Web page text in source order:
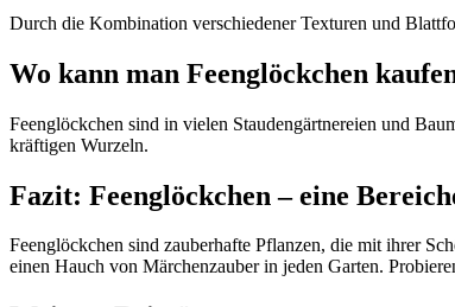
Durch die Kombination verschiedener Texturen und
Wo kann man Feenglöckchen
Feenglöckchen sind in vielen Staudengärtnereien und
kräftigen Wurzeln.
Fazit: Feenglöckchen – eine
Feenglöckchen sind zauberhafte Pflanzen, die mit ihrer
einen Hauch von Märchenzauber in jeden Garten.